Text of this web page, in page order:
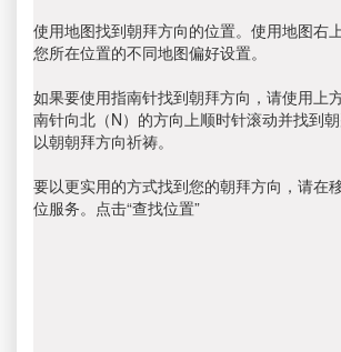
使用地图找到朝拜方向的位置。使用地图右
您所在位置的不同地图偏好设置。
如果要使用指南针找到朝拜方向，请使用上
南针向北（N）的方向上顺时针滚动并找到
以朝朝拜方向祈祷。
要以更实用的方式找到您的朝拜方向，请在
位服务。点击“查找位置”